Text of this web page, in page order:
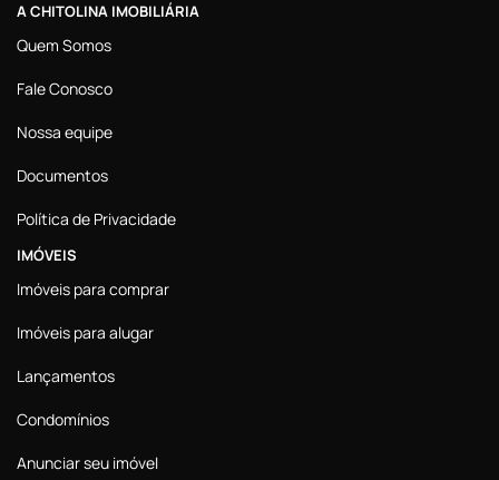
A CHITOLINA IMOBILIÁRIA
Quem Somos
Fale Conosco
Nossa equipe
Documentos
Política de Privacidade
IMÓVEIS
Imóveis para comprar
Imóveis para alugar
Lançamentos
Condomínios
Anunciar seu imóvel